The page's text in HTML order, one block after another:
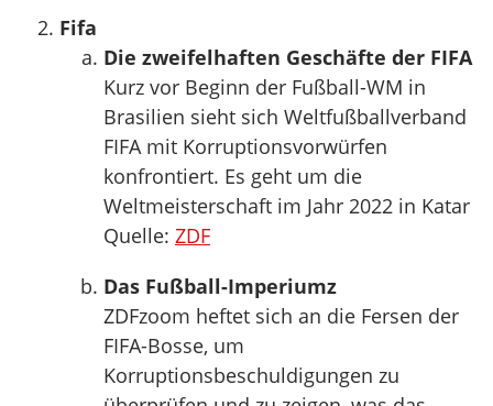
Fifa
Die zweifelhaften Geschäfte der FIFA
Kurz vor Beginn der Fußball-WM in
Brasilien sieht sich Weltfußballverband
FIFA mit Korruptionsvorwürfen
konfrontiert. Es geht um die
Weltmeisterschaft im Jahr 2022 in Katar
Quelle: ZDF
Das Fußball-Imperiumz
ZDFzoom heftet sich an die Fersen der
FIFA-Bosse, um
Korruptionsbeschuldigungen zu